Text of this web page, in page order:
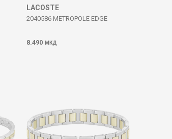
LACOSTE
2040586 METROPOLE EDGE
8.490 МКД